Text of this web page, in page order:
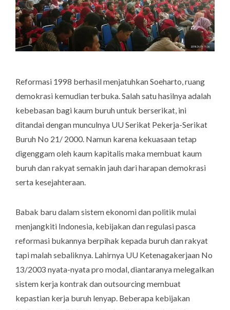
Reformasi 1998 berhasil menjatuhkan Soeharto, ruang
demokrasi kemudian terbuka. Salah satu hasilnya adalah
kebebasan bagi kaum buruh untuk berserikat, ini
ditandai dengan munculnya UU Serikat Pekerja-Serikat
Buruh No 21/ 2000. Namun karena kekuasaan tetap
digenggam oleh kaum kapitalis maka membuat kaum
buruh dan rakyat semakin jauh dari harapan demokrasi
serta kesejahteraan.
Babak baru dalam sistem ekonomi dan politik mulai
menjangkiti Indonesia, kebijakan dan regulasi pasca
reformasi bukannya berpihak kepada buruh dan rakyat
tapi malah sebaliknya. Lahirnya UU Ketenagakerjaan No
13/2003 nyata-nyata pro modal, diantaranya melegalkan
sistem kerja kontrak dan outsourcing membuat
kepastian kerja buruh lenyap. Beberapa kebijakan